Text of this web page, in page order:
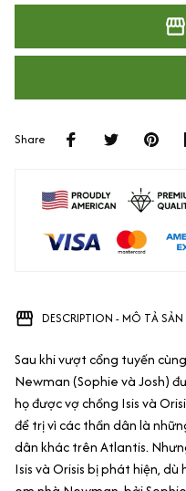
Share
DESCRIPTION - MÔ TẢ SẢN
Sau khi vượt cổng tuyến
Newman (Sophie và Josh)
họ được vợ chồng Isis và
để trị vì các thần dân là
dân khác trên Atlantis.
Isis và Orisis bị phát hiện,